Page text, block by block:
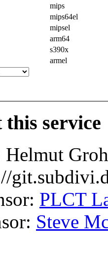
mips
mips64el
mipsel
arm64
s390x
armel
service
PLCT
Steve